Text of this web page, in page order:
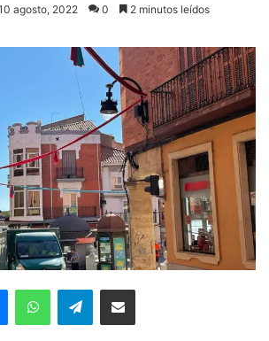
agosto, 2022 0 2 minutos leídos
MessengerWhatsAppTelegramCompartir via Email